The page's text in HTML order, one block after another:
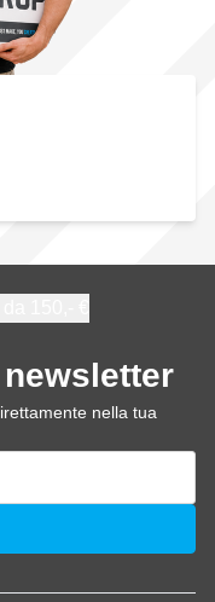
nella tua